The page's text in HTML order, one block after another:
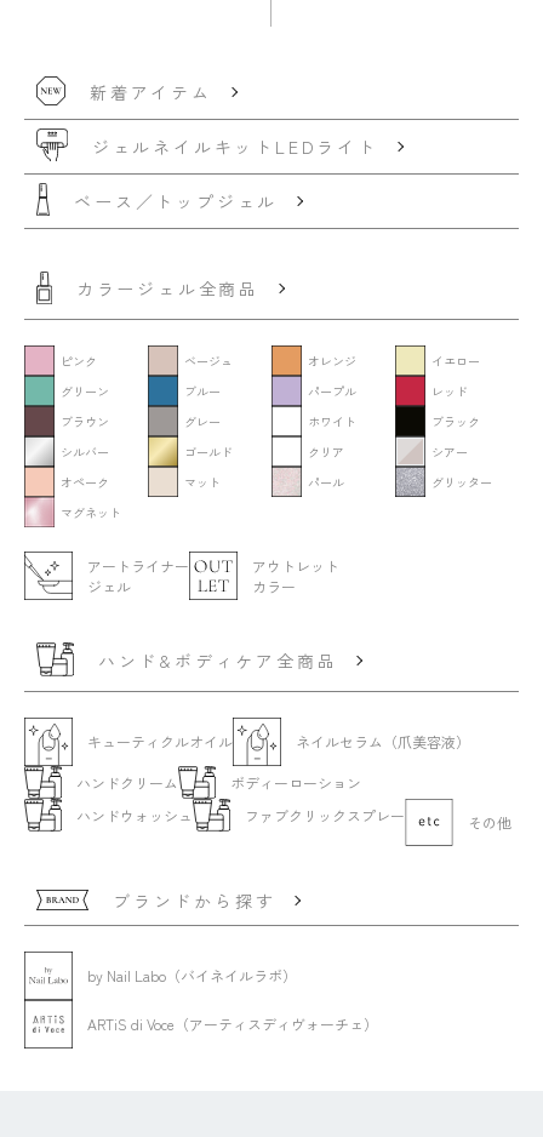
新着アイテム
ジェルネイルキット LEDライト
ベース／トップジェル
カラージェル全商品
ピンク ベージュ オレンジ
イエロー
グリーン
ブルー パープル
レッド
ブラウン
グレー ホワイト
ブラック
シルバー
ゴールド クリア
シアー
オペーク
マット パール
グリッター
マグネット
アートライナー
ジェル
アウトレット
カラー
ハンド&ボディケア全商品
キューティクルオイル
ネイルセラム（爪美容液）
ハンドクリーム
ボディーローション
ハンドウォッシュ
ファブクリックスプレー その他
ブランドから探す
by Nail Labo（バイネイルラボ）
ARTiS di Voce（アーティスディヴォーチェ）